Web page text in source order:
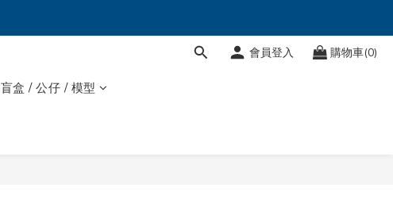
會員登入 購物車(0)
盲盒 / 公仔 / 模型